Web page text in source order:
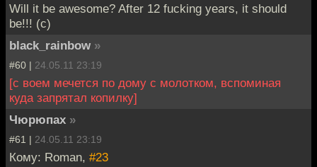
Will it be awesome? After 12 fucking years, it should
be!!! (c)
black_rainbow »
#60 | 24.05.11 23:19
[с воем мечется по дому с молотком, вспоминая
куда запрятал копилку]
Чюрюпах »
#61 | 24.05.11 23:19
Кому: Roman, #23